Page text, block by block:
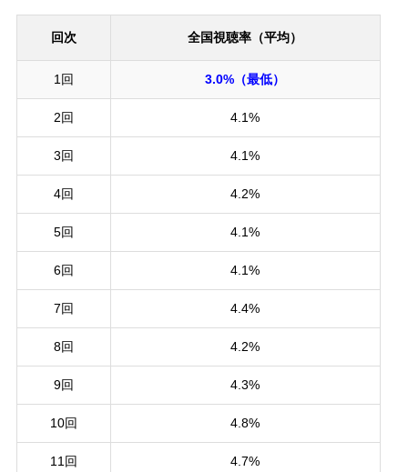
回次 全国視聴率（平均）
1回 3.0%（最低）
2回 4.1%
3回 4.1%
4回 4.2%
5回 4.1%
6回 4.1%
7回 4.4%
8回 4.2%
9回 4.3%
10回 4.8%
11回 4.7%